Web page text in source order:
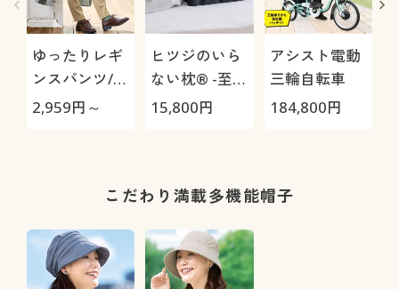
ゆったりレギ
ンスパンツ/細
見えが叶うら
ト・速乾・洗
2,959円～
ヒツジのいら
ない枕® -至
極-
15,800円
アシスト電動
三輪自転車
184,800円
こだわり満載多機能帽子